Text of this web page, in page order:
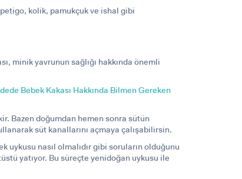
kolik, pamukçuk ve ishal gibi
minik yavrunun sağlığı hakkında önemli
Bebek Kakası Hakkında Bilmen Gereken
Bazen doğumdan hemen sonra sütün
süt kanallarını açmaya çalışabilirsin.
uykusu nasıl olmalıdır gibi soruların olduğunu
yatıyor. Bu süreçte yenidoğan uykusu ile